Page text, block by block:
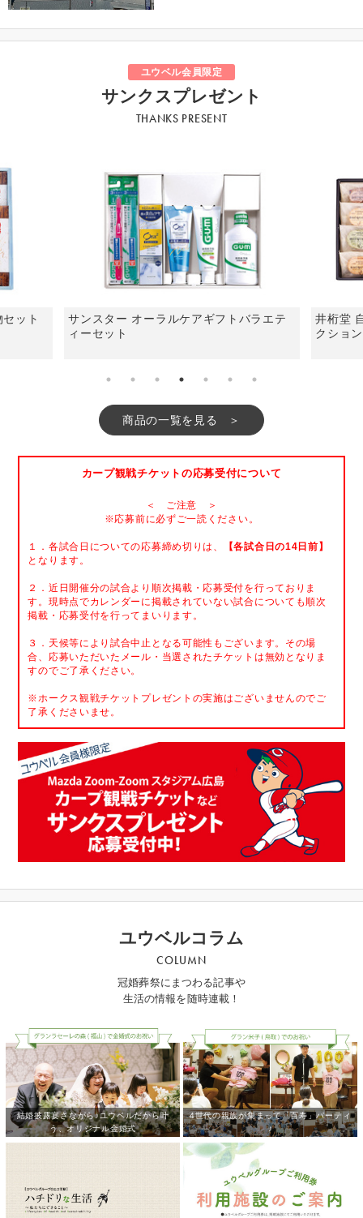
ユウベル会員限定
サンクスプレゼント
THANKS PRESENT
ット
サンスター オーラルケアギフトバラエテ
ィーセット
井桁堂
クション
商品の一覧を見る
カープ観戦チケットの応募受付について
＜ ご注意 ＞
※応募前に必ずご一読ください。
１．各試合日についての応募締め切りは、
【各試合日の14日前】
となります。
２．近日開催分の試合より順次掲載・応募受付を行っておりま
す。現時点でカレンダーに掲載されていない試合についても順次
掲載・応募受付を行ってまいります。
３．天候等により試合中止となる可能性もございます。その場
合、応募いただいたメール・当選されたチケットは無効となりま
すのでご了承ください。
※ホークス観戦チケットプレゼントの実施はございませんのでご
了承くださいませ。
ユウベルコラム
COLUMN
冠婚葬祭にまつわる記事や
生活の情報を随時連載！
結婚披露宴さながら♪ユウベルだから叶
う、オリジナル金婚式
4世代の親族が集まって「百寿」パーティ
♪